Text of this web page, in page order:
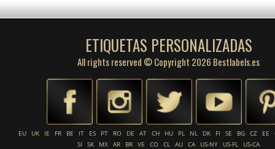
ETIQUETAS PERSONALIZADAS
All rights reserved © Copyright 2026 Bestlabels.es
EU UK IE FR BE IT ES PT RO DE AT CH HU PL NL DK FI SE BG CZ EE
SI
SK MX AR BR VE CO CL AU CA US-NY US-FL US-CA